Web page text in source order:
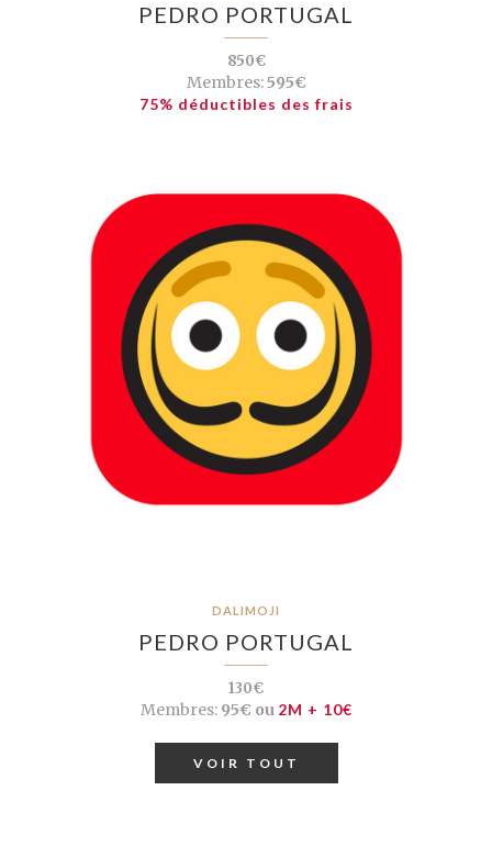
PEDRO PORTUGAL
850€
Membres:595€
75% déductibles des frais
DALIMOJI
PEDRO PORTUGAL
130€
Membres:95€ ou 2M + 10€
VOIR TOUT